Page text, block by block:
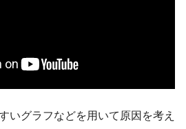
いグラフなどを用いて原因を考え